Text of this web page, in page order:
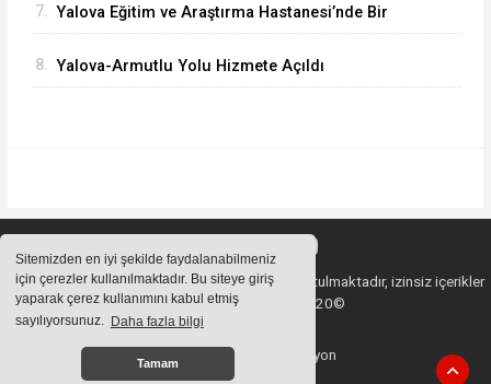
Sitemizden en iyi şekilde faydalanabilmeniz
için çerezler kullanılmaktadır. Bu siteye giriş
yaparak çerez kullanımını kabul etmiş
sayılıyorsunuz. Daha fazla bilgi
Tamam
7. Yalova Eğitim ve Araştırma Hastanesi’nde Bir
8. Yalova-Armutlu Yolu Hizmete Açıldı
Sitemizde bulunan içeriklerin tüm hakları saklı tutulmaktadır, izinsiz içerikler
kullanılamaz. Copyright 2020©
Haber Yazılımı:
Web Aksiyon
haber yazılımı
haber scripti haber script